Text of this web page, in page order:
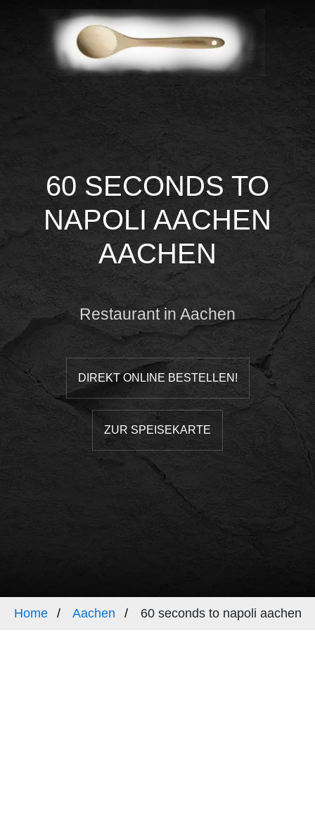
60 SECONDS TO
NAPOLI AACHEN
AACHEN
Restaurant in Aachen
DIREKT ONLINE BESTELLEN!
ZUR SPEISEKARTE
Home Aachen 60 seconds to napoli aachen